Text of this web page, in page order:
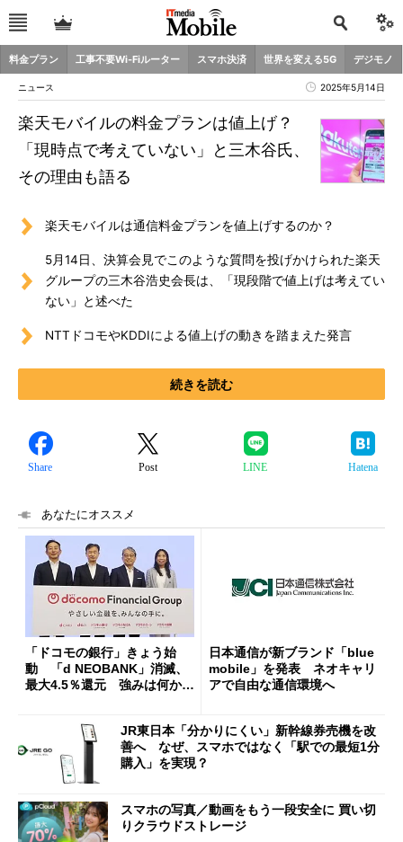
料金プラン 工事不要Wi-Fiルーター スマホ決済 世界を変える5G デジモノ
ニュース 2025年5月14日
楽天モバイルの料金プランは値上げ？
「現時点で考えていない」と三木谷氏、
その理由も語る
楽天モバイルは通信料金プランを値上げするのか？
5月14日、決算会見でこのような質問を投げかけられた楽天
グループの三木谷浩史会長は、「現段階で値上げは考えてい
ない」と述べた
NTTドコモやKDDIによる値上げの動きを踏まえた発言
続きを読む
Share Post LINE Hatena
あなたにオススメ
「ドコモの銀行」きょう始
動 「d NEOBANK」消滅、
最大4.5％還元 強みは何か解
日本通信が新ブランド「blue
mobile」を発表 ネオキャリ
アで自由な通信環境へ
JR東日本「分かりにくい」新幹線券売機を改
善へ なぜ、スマホではなく「駅での最短1分
購入」を実現？
スマホの写真／動画をもう一段安全に 買い切
りクラウドストレージ